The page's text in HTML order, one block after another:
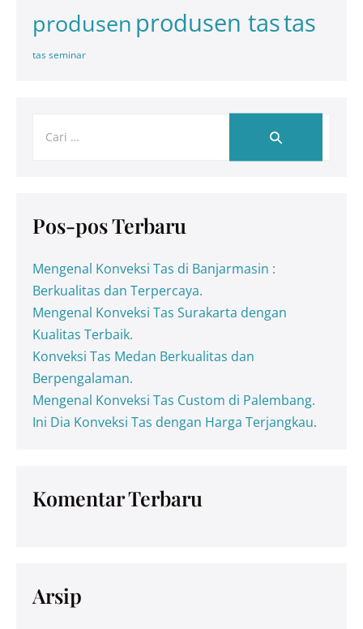
produsen produsen tastas
tas seminar
Pos-pos Terbaru
Mengenal Konveksi Tas di Banjarmasin :
Berkualitas dan Terpercaya.
Mengenal Konveksi Tas Surakarta dengan
Kualitas Terbaik.
Konveksi Tas Medan Berkualitas dan
Berpengalaman.
Mengenal Konveksi Tas Custom di Palembang.
Ini Dia Konveksi Tas dengan Harga Terjangkau.
Komentar Terbaru
Arsip